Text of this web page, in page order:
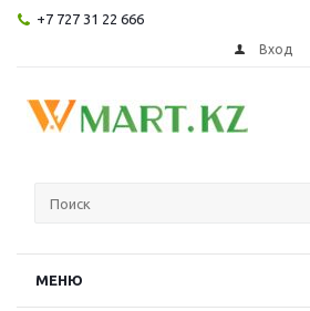
+7 727 31 22 666
Вход
МЕНЮ